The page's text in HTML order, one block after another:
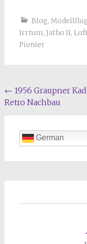
Blog,
Irrtum, Jatho II,
Pionier
← 1956 Graupner
Retro Nachbau
German